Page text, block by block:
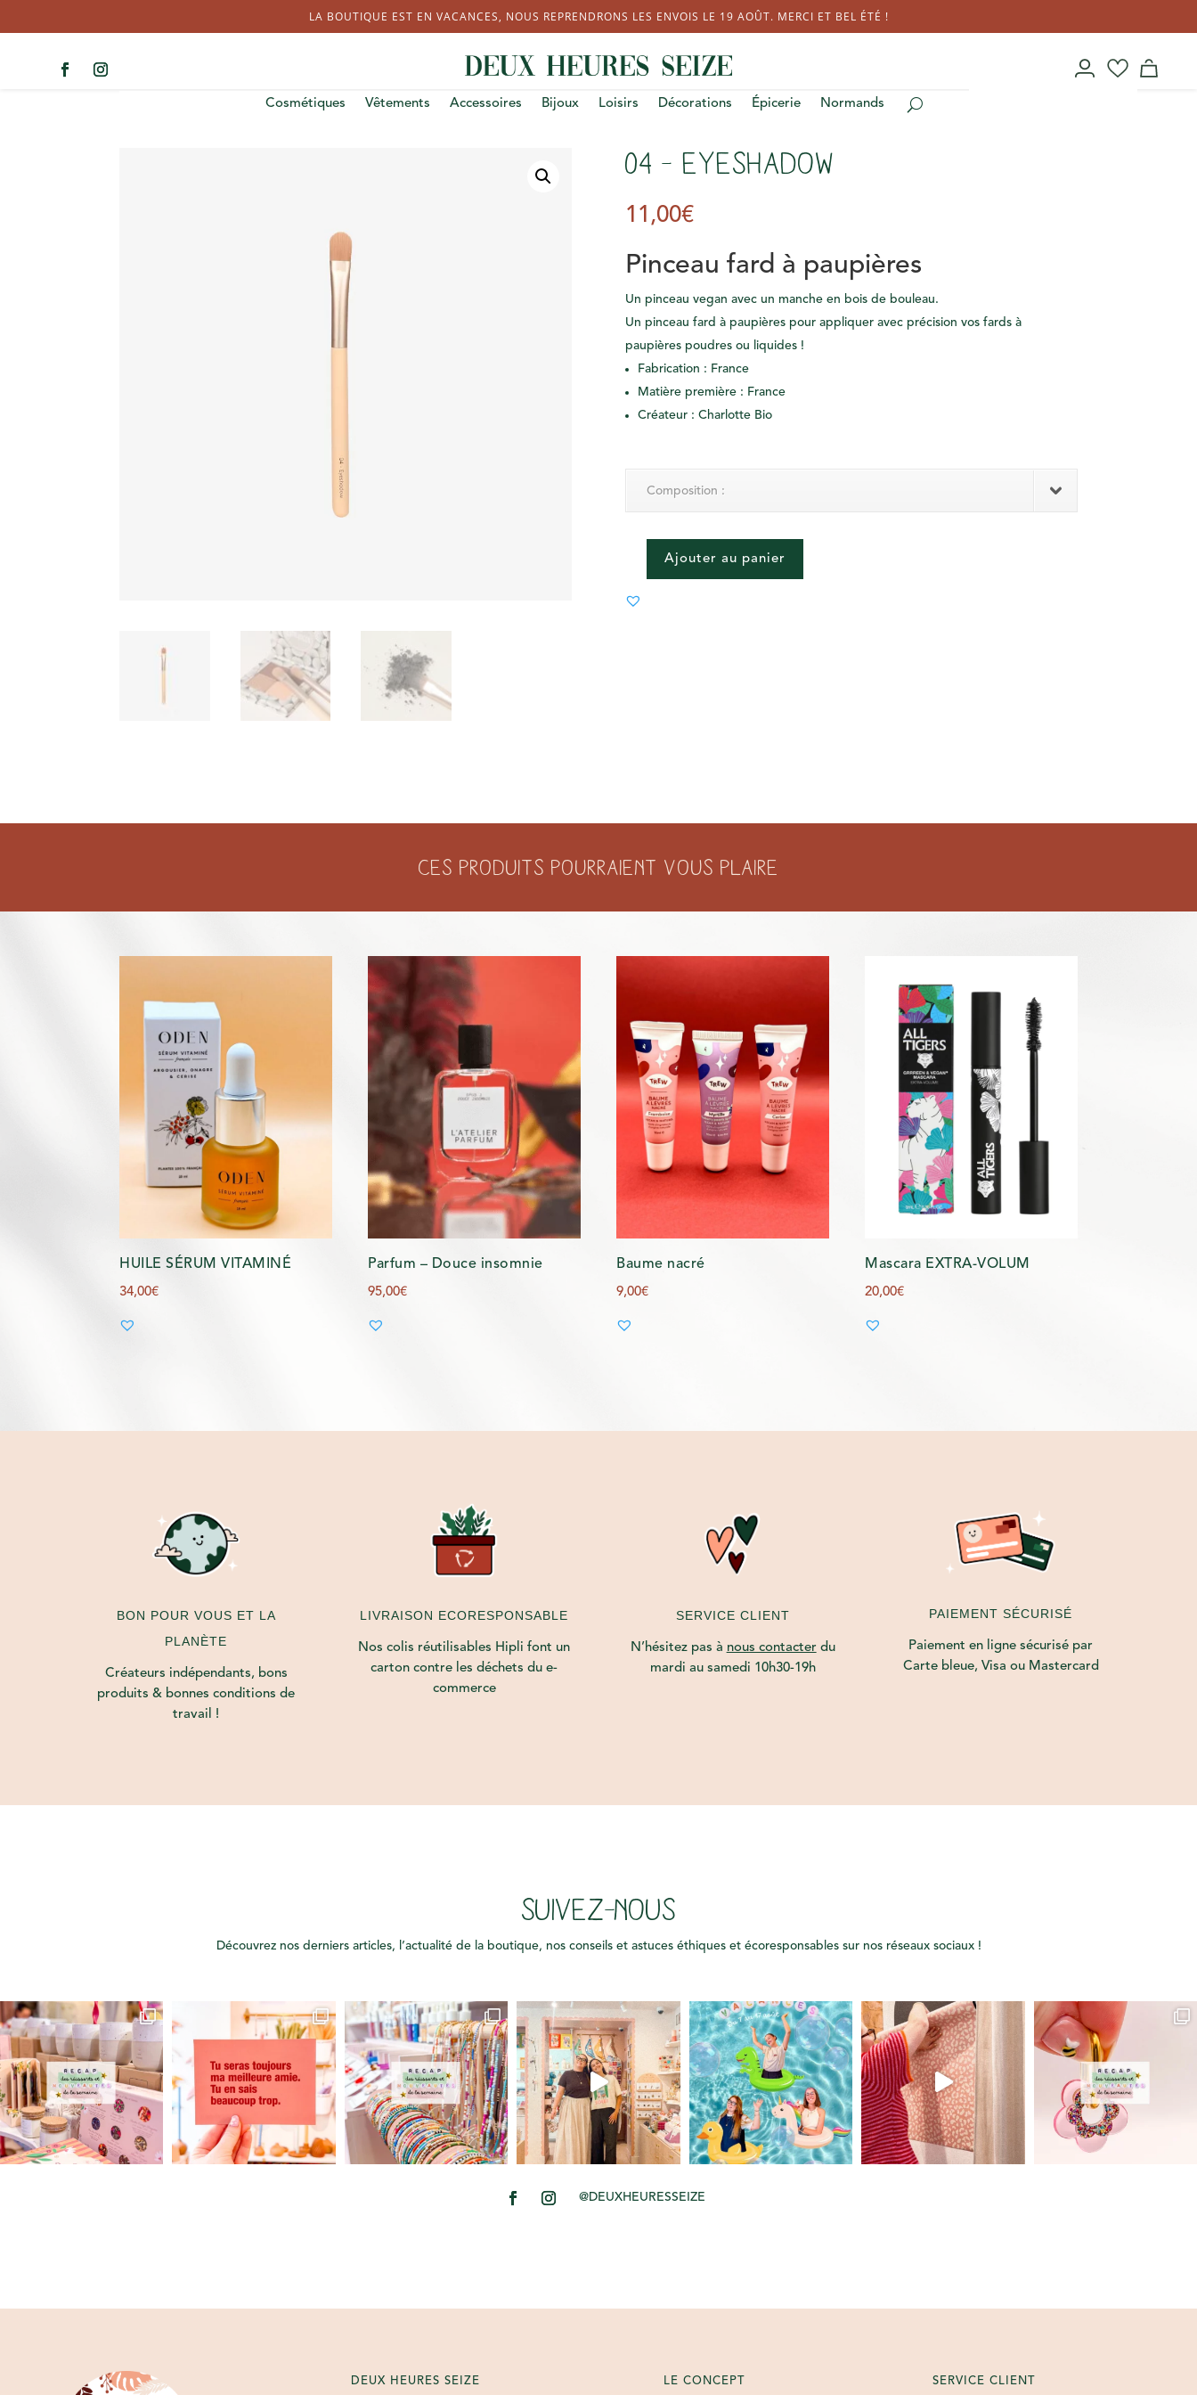
LA BOUTIQUE EST EN VACANCES, NOUS REPRENDRONS LES ENVOIS LE 19 AOÛT. MERCI ET BEL ÉTÉ !
Cosmétiques Vêtements Accessoires Bijoux Loisirs Décorations Épicerie Normands
04 – Eyeshadow
11,00€
Pinceau fard à paupières
Un pinceau vegan avec un manche en bois de bouleau.
Un pinceau fard à paupières pour appliquer avec précision vos fards à
paupières poudres ou liquides !
Fabrication : France
Matière première : France
Créateur : Charlotte Bio
Composition :
QUANTITÉ
04
Ajouter au panier
Ces produits pourraient vous plaire
HUILE SÉRUM VITAMINÉ
34,00€
Parfum – Douce insomnie
95,00€
Baume nacré
9,00€
Mascara EXTRA-VOLUM
20,00€
BON POUR VOUS ET LA
PLANÈTE
Créateurs indépendants, bons
produits & bonnes conditions de
travail !
LIVRAISON ECORESPONSABLE
Nos colis réutilisables Hipli font un
carton contre les déchets du e-
commerce
SERVICE CLIENT
N’hésitez pas à nous contacter du
mardi au samedi 10h30-19h
PAIEMENT SÉCURISÉ
Paiement en ligne sécurisé par
Carte bleue, Visa ou Mastercard
SUIVEZ-NOUS
Découvrez nos derniers articles, l’actualité de la boutique, nos conseils et astuces éthiques et écoresponsables sur nos réseaux sociaux !
@DEUXHEURESSEIZE
DEUX HEURES SEIZE LE CONCEPT SERVICE CLIENT